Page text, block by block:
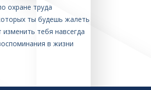
охране труда
ты будешь жалеть
тебя навсегда
в жизни